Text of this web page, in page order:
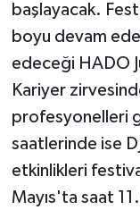
başlayacak.
boyu devam
edeceği HADO
Kariyer
profesyonelleri
saatlerinde ise
etkinlikleri
Mayıs'ta saat